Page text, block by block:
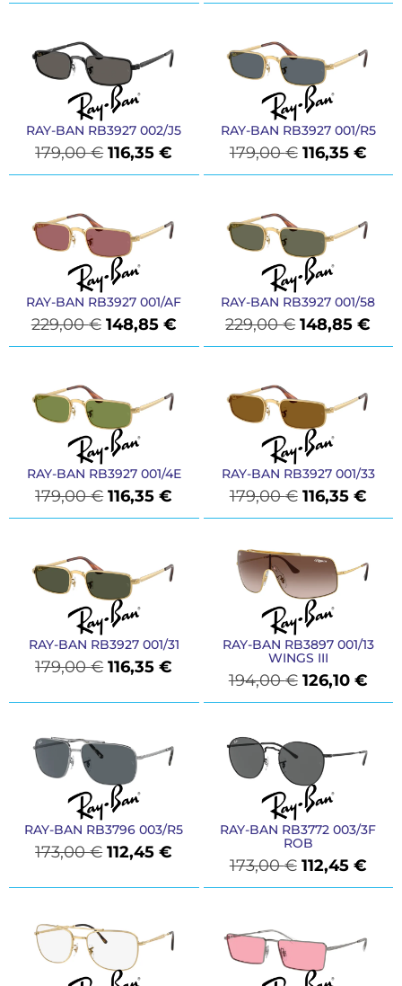
RAY-BAN RB3927 002/J5
179,00€ 116,35€
RAY-BAN RB3927 001/R5
179,00€ 116,35 €
RAY-BAN RB3927 001/AF
229,00€ 148,85 €
RAY-BAN RB3927 001/58
229,00€ 148,85€
RAY-BAN RB3927 001/4E
179,00€ 116,35€
RAY-BAN RB3927 001/33
179,00€ 116,35 €
RAY-BAN RB3927 001/31
179,00€ 116,35€
RAY-BAN RB3897 001/13
WINGS III
194,00€ 126,10 €
RAY-BAN RB3796 003/R5
173,00€ 112,45€
RAY-BAN RB3772 003/3F
ROB
173,00€ 112,45 €